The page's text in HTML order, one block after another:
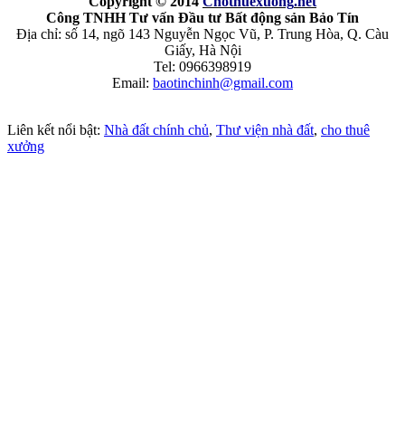
Công TNHH Tư vấn Đầu tư Bất động sản Bảo Tín
Địa chỉ: số 14, ngõ 143 Nguyễn Ngọc Vũ, P. Trung Hòa, Q. Càu
Giấy, Hà Nội
Tel: 0966398919
Email: baotinchinh@gmail.com
Liên kết nổi bật: Nhà đất chính chủ, Thư viện nhà đất, cho thuê
xưởng